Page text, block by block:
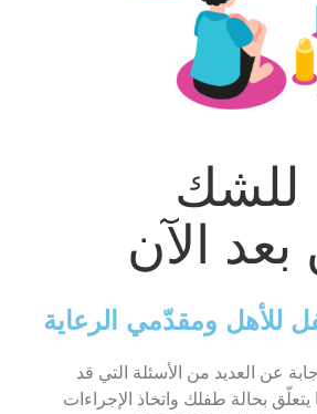
للشك
بعد الآن
للأهل ومقدّمي الرعاية
عن العديد من الأسئلة التي قد
يتعلّق بحالة طفلك واتخاذ الإجراءات